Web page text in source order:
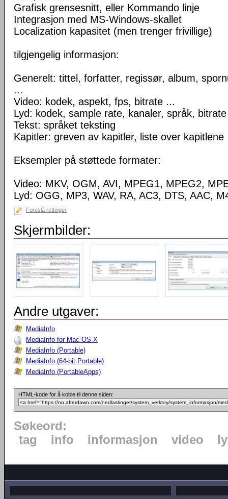
Grafisk grensesnitt, eller Kommando linje
Integrasjon med MS-Windows-skallet
Localization kapasitet (men trenger frivillige)
tilgjengelig informasjon:
Generelt: tittel, forfatter, regissør, album,
...
Video: kodek, aspekt, fps, bitrate ...
Lyd: kodek, sample rate, kanaler, språk,
Tekst: språket teksting
Kapitler: greven av kapitler, liste over kapitlene
Eksempler på støttede formater:
Video: MKV, OGM, AVI, MPEG1, MPEG2,
Lyd: OGG, MP3, WAV, RA, AC3, DTS, AAC,
Foreslå rettinger
Skjermbilder:
Andre utgaver:
MediaInfo
MediaInfo for Mac OS X
MediaInfo (Portable)
MediaInfo (64-bit Portable)
MediaInfo (PortableApps)
HTML-kode for å koble til denne siden:
Søkeord:
tag
info informasjon video